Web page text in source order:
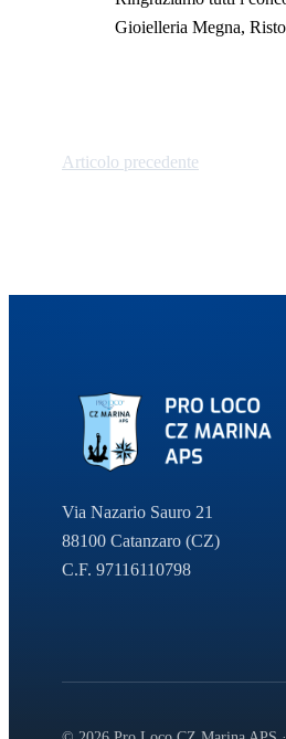
Gioielleria Megna,
Articolo precedente
Via Nazario Sauro 21
88100 Catanzaro (CZ)
C.F. 97116110798